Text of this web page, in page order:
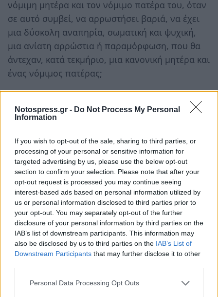
Notospress.gr - Do Not Process My Personal
Information
If you wish to opt-out of the sale, sharing to third parties, or
processing of your personal or sensitive information for
targeted advertising by us, please use the below opt-out
section to confirm your selection. Please note that after your
opt-out request is processed you may continue seeing
interest-based ads based on personal information utilized by
us or personal information disclosed to third parties prior to
your opt-out. You may separately opt-out of the further
disclosure of your personal information by third parties on the
IAB’s list of downstream participants. This information may
also be disclosed by us to third parties on the IAB’s List of
Downstream Participants that may further disclose it to other
Personal Data Processing Opt Outs
νόμιμη μητέρα και τον νόμιμο πατέρα του, όταν
σε αυτό συμβεί, να αρρωστήσει βαριά, να έχει
μια δύσκολη αναπηρία, σωματική και ψυχική,
μια ανίατη αρρώστια ή παραμόρφωση, που θα
άντεχαν, κατά τεκμήριο, μια κανονική μητέρα και
ένας νόμιμος πατέρας;
Οι πάροχες γυναίκες, οι δήθεν μητέρες και οι
ομόφυλοι δήθεν γονείς, θα ήταν περισσότερο
ανεκτοί, εάν έμεναν περιορισμένοι στις
προσωπικές τους αδυναμίες. Θα υπήρχε τότε, η
ελπίδα της μεταμέλειας και της διόρθωσης, και
να σταματήσει, ως εκεί, το ηθικώς
διαιωνιζόμενο κακό. Οι επιμένοντες στογάμο
και τηνοικογένειατων παράνομων ζευγαριών και
των ομόφυλων συμβιούντων ατόμων, που
συμφωνούν με ξένες παράνομες γυναίκες, να
τους γεννήσουν παιδιά, είναι μιαβόμβα
ανηθικότητας,μέσα στην κοινωνία, με θύματα,
τους ίδιους τους επιθυμούντες κάτι τέτοιο, αλλά
γεννηθούν από αυτό το παράνομο και ανήθικο